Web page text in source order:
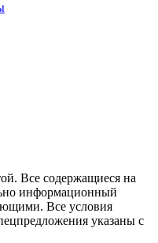
Все содержащиеся на
информационный
Все условия
указаны с